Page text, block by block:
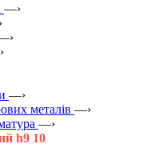
—›
—›
металів —›
—›
h9 10